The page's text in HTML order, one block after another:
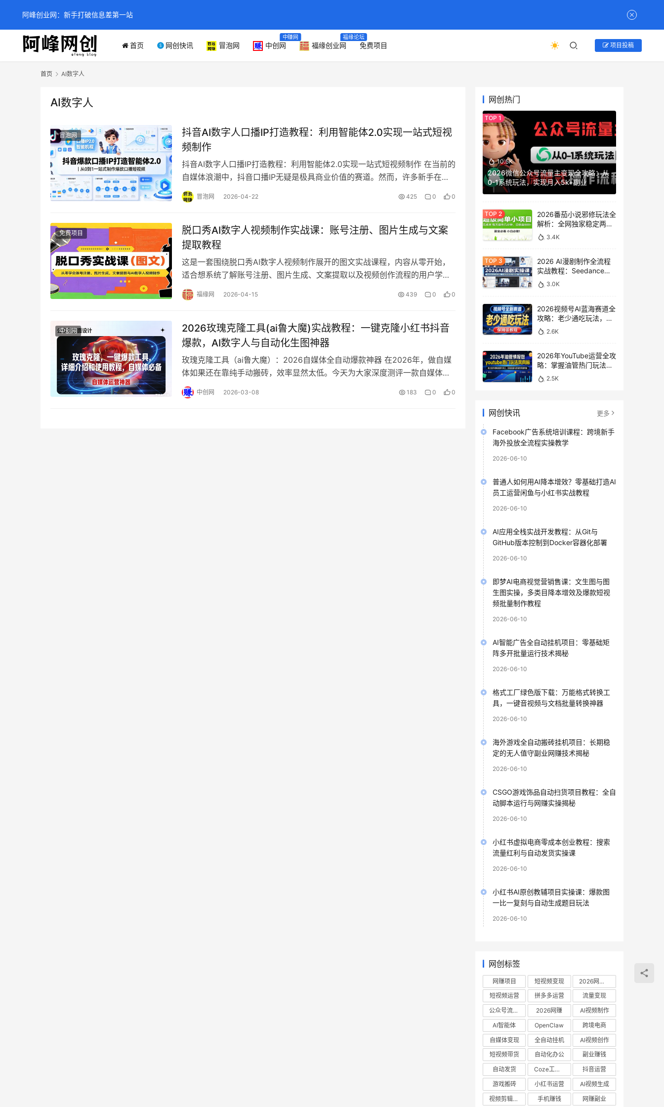
首页 网创快讯 冒泡网 中创网
中赚网
福缘创业网
福缘论坛
免费项目 项目投稿
首页 AI数字人
AI数字人
冒泡网
抖音AI数字人口播IP打造教程：利用智能体2.0实现一站式短视
频制作
抖音AI数字人口播IP打造教程：利用智能体2.0实现一站式短视频制作 在当前的
自媒体浪潮中，抖音口播IP无疑是极具商业价值的赛道。然而，许多新手在起
步阶段往往面临不敢真人出镜、不会…
冒泡网 2026-04-22 425 0 0
免费项目
脱口秀AI数字人视频制作实战课：账号注册、图片生成与文案
提取教程
这是一套围绕脱口秀AI数字人视频制作展开的图文实战课程，内容从零开始，
适合想系统了解账号注册、图片生成、文案提取以及视频创作流程的用户学
习。课程以脱口秀内容为核心，结合当前常见的A…
福缘网 2026-04-15 439 0 0
中创网
2026玫瑰克隆工具(ai鲁大魔)实战教程：一键克隆小红书抖音
爆款，AI数字人与自动化生图神器
玫瑰克隆工具（ai鲁大魔）：2026自媒体全自动爆款神器 在2026年，做自媒
体如果还在靠纯手动搬砖，效率显然太低。今天为大家深度测评一款自媒体圈
的“重火力”武器——玫瑰克隆工具（…
中创网 2026-03-08 183 0 0
网创热门
10.5K
2026微信公众号流量主变现全攻略：从
0-1系统玩法，实现月入5k+副业
2026番茄小说邪修玩法全
解析：全网独家稳定两年
老项目，助你日赚
500+稿费收益
3.4K
2026 AI漫剧制作全流程
实战教程：Seedance
2.0即梦视频生成与小说
授权教学
3.0K
2026视频号AI蓝海赛道全
攻略：老少通吃玩法，零
基础保姆级副业增收教程
2.6K
2026年YouTube运营全攻
略：掌握油管热门玩法风
向标，实现流量变现双重
突破
2.5K
网创快讯 更多
Facebook广告系统培训课程：跨境新手
海外投放全流程实操教学
2026-06-10
普通人如何用AI降本增效？零基础打造AI
员工运营闲鱼与小红书实战教程
2026-06-10
AI应用全栈实战开发教程：从Git与
GitHub版本控制到Docker容器化部署
2026-06-10
即梦AI电商视觉营销售课：文生图与图
生图实操，多类目降本增效及爆款短视
频批量制作教程
2026-06-10
AI智能广告全自动挂机项目：零基础矩
阵多开批量运行技术揭秘
2026-06-10
格式工厂绿色版下载：万能格式转换工
具，一键音视频与文档批量转换神器
2026-06-10
海外游戏全自动搬砖挂机项目：长期稳
定的无人值守副业网赚技术揭秘
2026-06-10
CSGO游戏饰品自动扫货项目教程：全自
动脚本运行与网赚实操揭秘
2026-06-10
小红书虚拟电商零成本创业教程：搜索
流量红利与自动发货实操课
2026-06-10
小红书AI原创教辅项目实操课：爆款图
一比一复刻与自动生成题目玩法
2026-06-10
网创标签
网赚项目 短视频变现
2026网赚项目
短视频运营
拼多多运营
流量变现
公众号流量主
2026网赚
AI视频制作
AI智能体
OpenClaw
跨境电商
自媒体变现
全自动挂机
AI视频创作
短视频带货
自动化办公
副业赚钱
自动发货
Coze工作流
抖音运营
游戏搬砖
小红书运营
AI视频生成
视频剪辑教程
手机赚钱 网赚副业
阿峰创业网：新手打破信息差第一站